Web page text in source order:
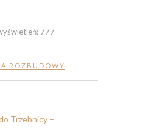
777
ROZBUDOWY
Trzebnicy –